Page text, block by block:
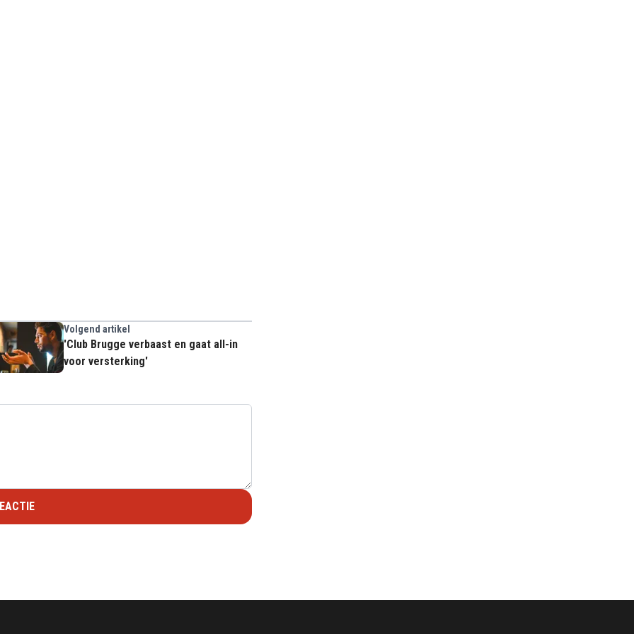
Volgend artikel
'Club Brugge verbaast en gaat all-in
voor versterking'